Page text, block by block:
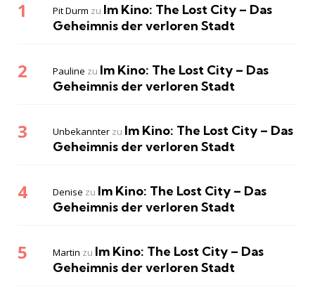
Pit Durm zu Im Kino: The Lost City – Das
Geheimnis der verloren Stadt
Pauline zu Im Kino: The Lost City – Das
Geheimnis der verloren Stadt
Unbekannter zu Im Kino: The Lost City – Das
Geheimnis der verloren Stadt
Denise zu Im Kino: The Lost City – Das
Geheimnis der verloren Stadt
Martin zu Im Kino: The Lost City – Das
Geheimnis der verloren Stadt